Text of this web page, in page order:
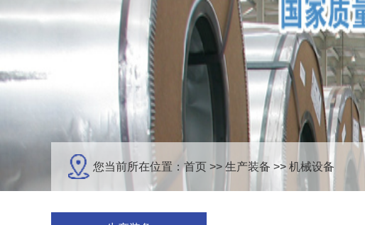
您当前所在位置：首页 >> 生产装备 >> 机械设备